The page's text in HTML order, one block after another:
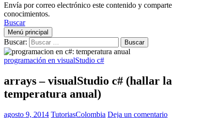
Envía por correo electrónico este contenido y comparte
conocimientos.
Buscar
Menú principal
Buscar:
programación en visualStudio c#
arrays – visualStudio c# (hallar la
temperatura anual)
agosto 9, 2014 TutoriasColombia Deja un comentario